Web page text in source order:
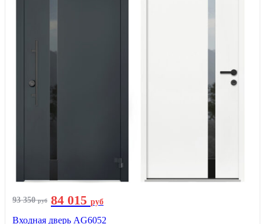
93 350руб 84 015 руб
Входная дверь AG6052